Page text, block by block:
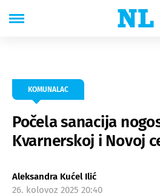
KOMUNALAC
Počela sanacija
Kvarnerskoj i Novoj
Aleksandra Kućel Ilić
26. kolovoz 2025 20:40